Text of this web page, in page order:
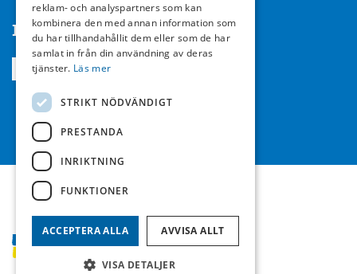
Följ oss
reklam- och analyspartners som kan
kombinera den med annan information som
du har tillhandahållit dem eller som de har
samlat in från din användning av deras
tjänster. Läs mer
STRIKT NÖDVÄNDIGT
PRESTANDA
INRIKTNING
FUNKTIONER
ACCEPTERA ALLA AVVISA ALLT
VISA DETALJER